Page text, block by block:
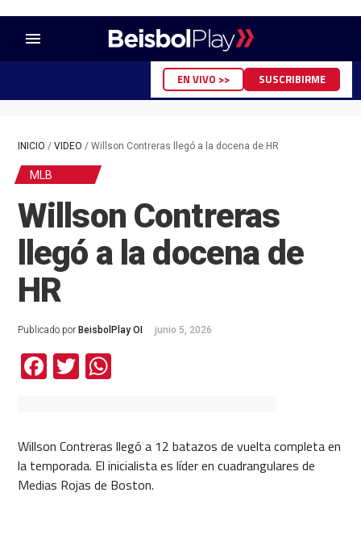
menu
EN VIVO >> SUSCRIBIRME
INICIO / VIDEO / Willson Contreras llegó a la docena de HR
MLB
Willson Contreras
llegó a la docena de
HR
Publicado por BeisbolPlay OI junio 5, 2026
Facebook
TwitterWhatsApp
Willson Contreras llegó a 12 batazos de vuelta completa en
la temporada. El inicialista es líder en cuadrangulares de
Medias Rojas de Boston.